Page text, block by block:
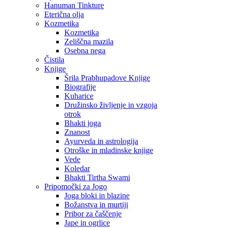
Hanuman Tinkture
Eterična olja
Kozmetika
Kozmetika
Zeliščna mazila
Osebna nega
Čistila
Knjige
Šrila Prabhupadove Knjige
Biografije
Kuharice
Družinsko življenje in vzgoja
otrok
Bhakti joga
Znanost
Ayurveda in astrologija
Otroške in mladinske knjige
Vede
Koledar
Bhakti Tirtha Swami
Pripomočki za Jogo
Joga bloki in blazine
Božanstva in murtiji
Pribor za čaščenje
Jape in ogrlice